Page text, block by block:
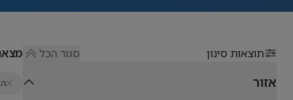
תוצאות סינון סגור הכל
אזור